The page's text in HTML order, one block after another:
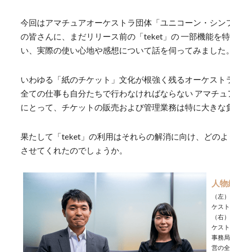
ラ
今回はアマチュアオーケストラ団体「ユニコーン・シン
の皆さんに、まだリリース前の「teket」の 一部機能を
い、実際の使い心地や感想について話を伺ってみました
いわゆる「紙のチケット」文化が根強く残るオーケスト
全ての仕事も自分たちで行わなければならない アマチ
にとって、チケットの販売および管理業務は特に大きな
果たして「teket」の利用はそれらの解消に向け、どの
させてくれたのでしょうか。
人
（左
ケス
（右
ケス
事務
営の